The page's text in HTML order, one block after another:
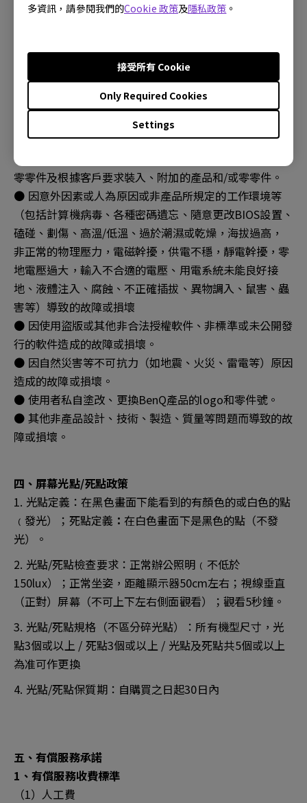
多資訊，請參閱我們的Cookie 政策及隱私政策 。
Settings
Only Required Cookies
接受所有 Cookie
USB外接設備等）
● 產品經過非BenQ授權之服務機構、人員安裝、修理、
更改或拆裝造成的故障或損壞（機台保固標籤/防拆標籤
有拆過痕跡、損壞或遺失）
● 產品序列號不符或破損不清楚時。
● 非BenQ港澳地區銷售管道所購買之產品。
● 外部設備、非BenQ工廠裝入、附加的第三方產品和/或
零零件及根據客戶要求裝入、附加的產品和/或零零件。
● 因意外因素或人為原因或非產品所規定的工作環境等
（包括計算機病毒、各種密碼遺忘、隨意更改BIOS設置、
磕碰、劃傷、高溫/低溫、過於潮濕或乾燥，海拔過高，
非正常的物理壓力，電磁幹擾，供電不穩，靜電幹擾，零
地電壓過大，輸入不合適的電壓、用電系統未能良好接
地、液體注入、腐蝕、不正確插拔、異物調入、鼠害、蟲
害等）導致的故障或損壞
● 因使用盜版或其他非合法授權軟件、非標準或未公開發
行的軟件造成的故障或損壞。
● 因自然災害等不可抗力（如地震、火災、雷電等）原因
造成的故障或損壞。
● 使用者私自塗改、更換BenQ產品的logo和零件號。
● 其他非產品設計、技術、製造、質量等問題而導致的故
障或損壞。
四、屏幕光點/死點政策
1. 光點定義：在黑色畫面下能看到的有顏色的或白色的點
﹙發光）；死點定義 ：在白色畫面下是黑色的點（不發
光）。
2. 光點/死點檢查要求：正常辦公照明﹙不低於
150lux）；正常坐姿，距離顯示器50cm左右；視線垂直
（正對）屏幕（不可上下左右側面觀看）；觀看5秒鐘。
3. 光點/死點規格（不區分碎光點）：所有機型尺寸，光
點3個或以上 / 死點3個或以上 / 光點及死點共5個或以上
為准可作更換
4. 光點/死點保質期：自購買之日起30日內
五、有償服務承諾
1、有償服務收費標準
（1）人工費